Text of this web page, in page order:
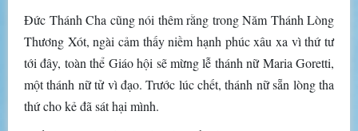
Đức Thánh Cha cũng nói thêm rằng trong Năm Thánh Lòng
Thương Xót, ngài cảm thấy niềm hạnh phúc xâu xa vì thứ tư
tới đây, toàn thể Giáo hội sẽ mừng lễ thánh nữ Maria Goretti,
một thánh nữ tử vì đạo. Trước lúc chết, thánh nữ sẵn lòng tha
thứ cho kẻ đã sát hại mình.